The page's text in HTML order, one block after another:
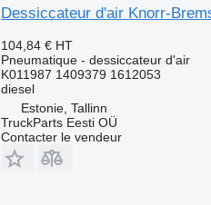
Dessiccateur d'air Knorr-
104,84 € HT
Pneumatique - dessiccateur d'air
K011987 1409379 1612053
diesel
Estonie, Tallinn
TruckParts Eesti OÜ
Contacter le vendeur